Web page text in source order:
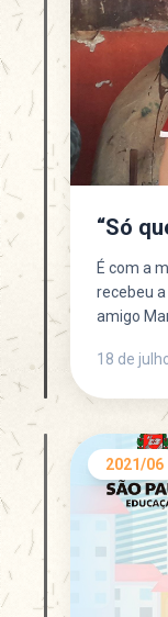
“Só
É com a
recebeu
amigo
18 de
2021/06